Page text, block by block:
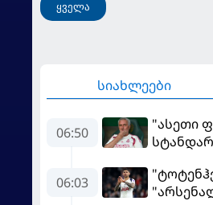
ყველა
სიახლეები
06:50
"ასეთი
06:03